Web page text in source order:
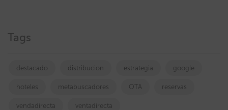
Tags
destacado distribucion estrategia google
hoteles metabuscadores OTA reservas
vendadirecta ventadirecta